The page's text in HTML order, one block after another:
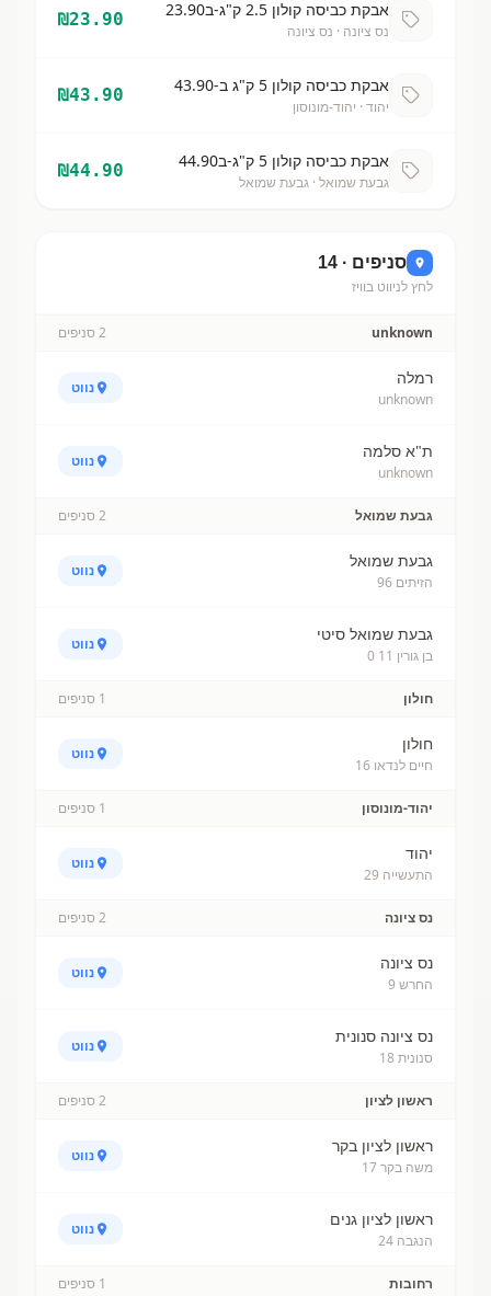
אבקת כביסה קולון 2.5 ק"ג-ב23.90
נס ציונה · נס ציונה
₪23.90
אבקת כביסה קולון 5 ק"ג ב-43.90
יהוד · יהוד-מונוסון
₪43.90
אבקת כביסה קולון 5 ק"ג-ב44.90
גבעת שמואל · גבעת שמואל
₪44.90
סניפים · 14
לחץ לניווט בוויז
unknown
2 סניפים
רמלה
unknown
נווט
ת"א סלמה
unknown
נווט
גבעת שמואל 2 סניפים
גבעת שמואל
הזיתים 96
נווט
גבעת שמואל סיטי
בן גורין 11 0
נווט
חולון 1 סניפים
חולון
חיים לנדאו 16
נווט
יהוד-מונוסון 1 סניפים
יהוד
התעשייה 29
נווט
נס ציונה 2 סניפים
נס ציונה
החרש 9
נווט
נס ציונה סנונית
סנונית 18
נווט
ראשון לציון 2 סניפים
ראשון לציון בקר
משה בקר 17
נווט
ראשון לציון גנים
הנגבה 24
נווט
רחובות 1 סניפים